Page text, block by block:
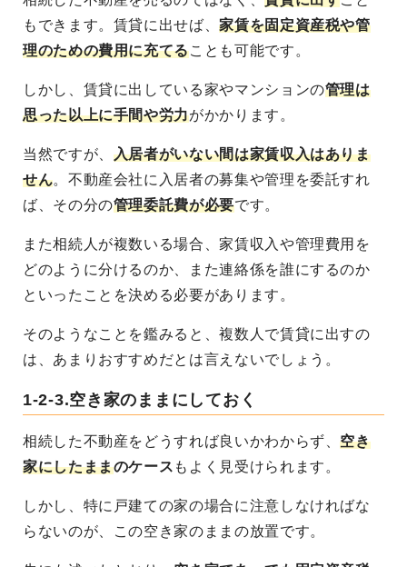
もできます。賃貸に出せば、家賃を固定資産税や管
理のための費用に充てることも可能です。
しかし、賃貸に出している家やマンションの管理は
思った以上に手間や労力がかかります 。
当然ですが、 入居者がいない間は家賃収入はありま
せん。不動産会社に入居者の募集や管理を委託すれ
ば、その分の管理委託費が必要です。
また相続人が複数いる場合、家賃収入や管理費用を
どのように分けるのか、また連絡係を誰にするのか
といったことを決める必要があります。
そのようなことを鑑みると、複数人で賃貸に出すの
は、あまりおすすめだとは言えないでしょう。
1-2-3.空き家のままにしておく
相続した不動産をどうすれば良いかわからず、空き
家にしたままのケース もよく見受けられます。
しかし、特に戸建ての家の場合に注意しなければな
らないのが、この空き家のままの放置です。